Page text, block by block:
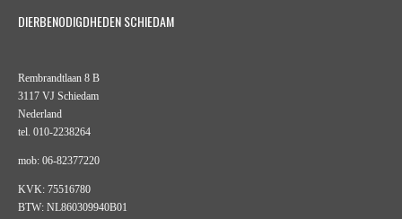
DIERBENODIGDHEDEN SCHIEDAM
Rembrandtlaan 8 B
3117 VJ Schiedam
Nederland
tel. 010-2238264
mob: 06-82377220
KVK: 75516780
BTW: NL860309940B01